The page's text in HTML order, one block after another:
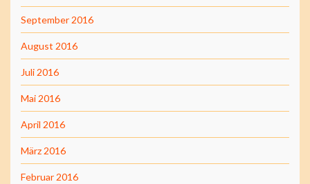
September 2016
August 2016
Juli 2016
Mai 2016
April 2016
März 2016
Februar 2016